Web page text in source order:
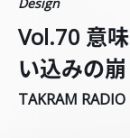
Vol.70 意
い込みの
TAKRAM RADIO